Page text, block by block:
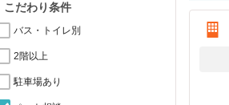
こだわり条件
バス・トイレ別
2階以上
駐車場あり